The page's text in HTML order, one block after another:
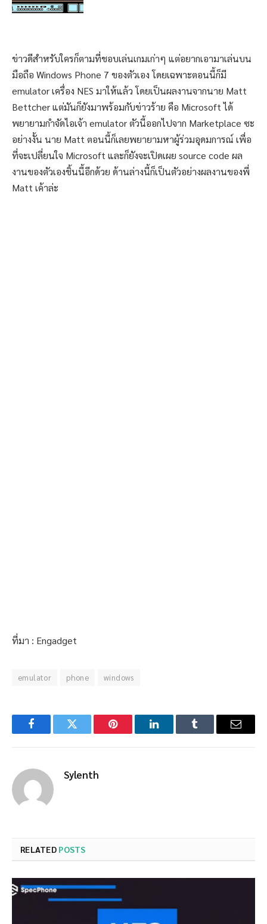
ข่าวดีสำหรับใครก็ตามที่ชอบเล่นเกมเก่าๆ แต่อยากเอามาเล่นบน
มือถือ Windows Phone 7 ของตัวเอง โดยเฉพาะตอนนี้ก็มี
emulator เครื่อง NES มาให้แล้ว โดยเป็นผลงานจากนาย Matt
Bettcher แต่มันก็ยังมาพร้อมกับข่าวร้าย คือ Microsoft ได้
พยายามกำจัดไอเจ้า emulator ตัวนี้ออกไปจาก Marketplace ซะ
อย่างงั้น นาย Matt ตอนนี้ก็เลยพยายามหาผู้ร่วมอุดมการณ์ เพื่อ
ที่จะเปลี่ยนใจ Microsoft และก็ยังจะเปิดเผย source code ผล
งานของตัวเองชิ้นนี้อีกด้วย ด้านล่างนี้ก็เป็นตัวอย่างผลงานของพี่
Matt เค้าล่ะ
ที่มา : Engadget
emulator phone windows
FacebookTwitter Pinterest LinkedInTumblr Email
Sylenth
RELATED POSTS